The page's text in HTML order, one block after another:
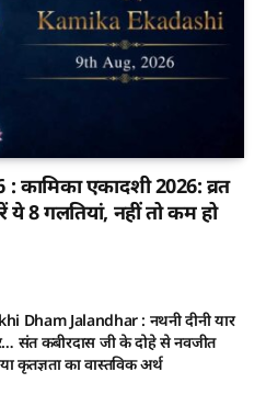
एकादशी 2026: व्रत
8 गलतियां, नहीं तो कम हो
Dham Jalandhar : नथनी दीनी यार
संत कबीरदास जी के दोहे से नवजीत
कृतज्ञता का वास्तविक अर्थ